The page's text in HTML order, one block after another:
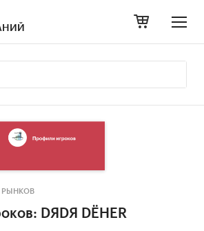
DЯDЯ DЁНЕR